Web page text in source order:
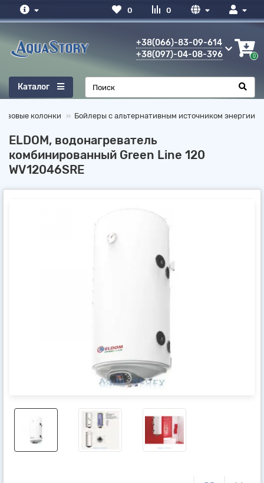
0
0
+38(066)-83-09-614
+38(097)-04-08-396
0
Каталог
колонки Бойлеры с альтернативным источником энергии
ELDOM, водонагреватель
комбинированный Green Line 120
WV12046SRE